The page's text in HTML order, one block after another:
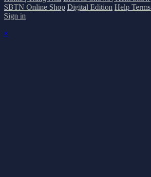
SBTN Online Shop Digital Edition Help Terms
Sign in
×